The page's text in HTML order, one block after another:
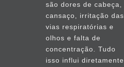
são dores de cabeça,
cansaço, irritação das
vias respiratórias e
olhos e falta de
concentração. Tudo
isso influi diretamente